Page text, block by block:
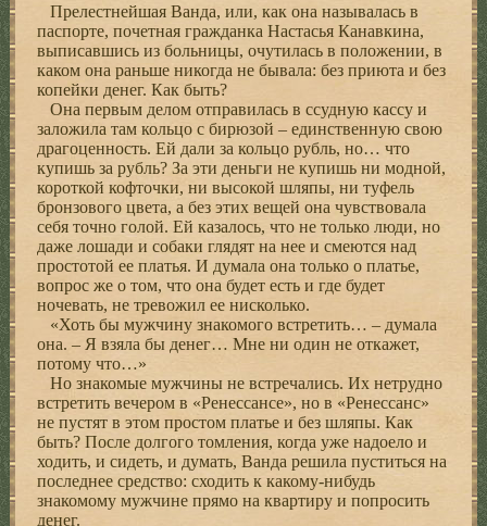
Прелестнейшая Ванда, или, как она называлась в
паспорте, почетная гражданка Настасья Канавкина,
выписавшись из больницы, очутилась в положении, в
каком она раньше никогда не бывала: без приюта и без
копейки денег. Как быть?
Она первым делом отправилась в ссудную кассу и
заложила там кольцо с бирюзой – единственную свою
драгоценность. Ей дали за кольцо рубль, но… что
купишь за рубль? За эти деньги не купишь ни модной,
короткой кофточки, ни высокой шляпы, ни туфель
бронзового цвета, а без этих вещей она чувствовала
себя точно голой. Ей казалось, что не только люди, но
даже лошади и собаки глядят на нее и смеются над
простотой ее платья. И думала она только о платье,
вопрос же о том, что она будет есть и где будет
ночевать, не тревожил ее нисколько.
«Хоть бы мужчину знакомого встретить… – думала
она. – Я взяла бы денег… Мне ни один не откажет,
потому что…»
Но знакомые мужчины не встречались. Их нетрудно
встретить вечером в «Ренессансе», но в «Ренессанс»
не пустят в этом простом платье и без шляпы. Как
быть? После долгого томления, когда уже надоело и
ходить, и сидеть, и думать, Ванда решила пуститься на
последнее средство: сходить к какому-нибудь
знакомому мужчине прямо на квартиру и попросить
денег.